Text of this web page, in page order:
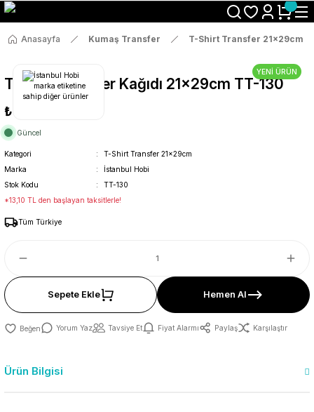
Size Özel "HG10" Koduyla Sepette Hemen %10 İndirimi Kaçırma
Anasayfa Kumaş Transfer T-Shirt Transfer 21x29cm
YENİ ÜRÜN
T-Shirt Transfer Kağıdı 21x29cm TT-130
₺69
Güncel
Kategori
T-Shirt Transfer 21x29cm
Marka
İstanbul Hobi
Stok Kodu
TT-130
*13,10 TL den başlayan taksitlerle!
Tüm Türkiye
Sepete Ekle Hemen Al
Yorum Yaz Tavsiye Et Fiyat Alarmı Paylaş Karşılaştır
Ürün Bilgisi